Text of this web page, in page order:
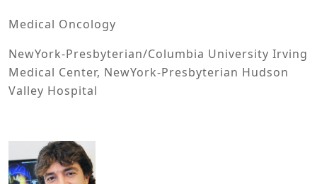
Medical Oncology
NewYork-Presbyterian/Columbia University Irving
Medical Center, NewYork-Presbyterian Hudson
Valley Hospital